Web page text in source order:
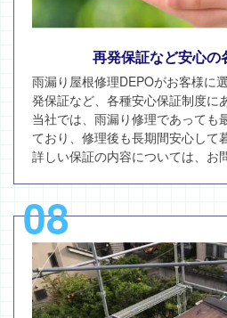
再発保証など安心の
雨漏り屋根修理DEPOがお客様に
発保証など、各種安心保証制度に
当社では、雨漏り修理であっても
ており、修理後も長期間安心して
詳しい保証の内容については、お
08